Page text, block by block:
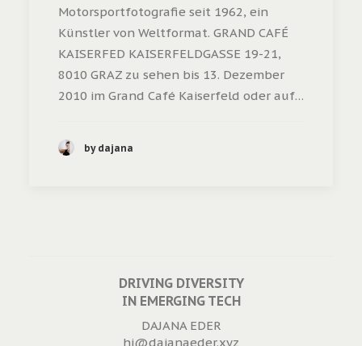
Motorsportfotografie seit 1962, ein
Künstler von Weltformat. GRAND CAFÉ
KAISERFED KAISERFELDGASSE 19-21,
8010 GRAZ zu sehen bis 13. Dezember
2010 im Grand Café Kaiserfeld oder auf…
by dajana
DRIVING DIVERSITY
IN EMERGING TECH
DAJANA EDER
hi@dajanaeder.xyz